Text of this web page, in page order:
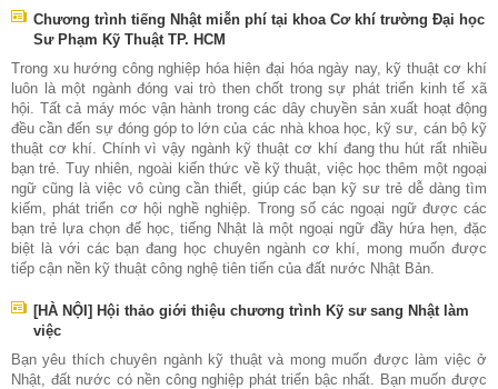
Chương trình tiếng Nhật miễn phí tại khoa Cơ khí trường Đại học
Sư Phạm Kỹ Thuật TP. HCM
Trong xu hướng công nghiệp hóa hiện đại hóa ngày nay, kỹ thuật cơ khí
luôn là một ngành đóng vai trò then chốt trong sự phát triển kinh tế xã
hội. Tất cả máy móc vận hành trong các dây chuyền sản xuất hoạt động
đều cần đến sự đóng góp to lớn của các nhà khoa học, kỹ sư, cán bộ kỹ
thuật cơ khí. Chính vì vậy ngành kỹ thuật cơ khí đang thu hút rất nhiều
bạn trẻ. Tuy nhiên, ngoài kiến thức về kỹ thuật, việc học thêm một ngoại
ngữ cũng là việc vô cùng cần thiết, giúp các bạn kỹ sư trẻ dễ dàng tìm
kiếm, phát triển cơ hội nghề nghiệp. Trong số các ngoại ngữ được các
bạn trẻ lựa chọn để học, tiếng Nhật là một ngoại ngữ đầy hứa hẹn, đặc
biệt là với các bạn đang học chuyên ngành cơ khí, mong muốn được
tiếp cận nền kỹ thuật công nghệ tiên tiến của đất nước Nhật Bản.
[HÀ NỘI] Hội thảo giới thiệu chương trình Kỹ sư sang Nhật làm
việc
Bạn yêu thích chuyên ngành kỹ thuật và mong muốn được làm việc ở
Nhật, đất nước có nền công nghiệp phát triển bậc nhất. Bạn muốn được